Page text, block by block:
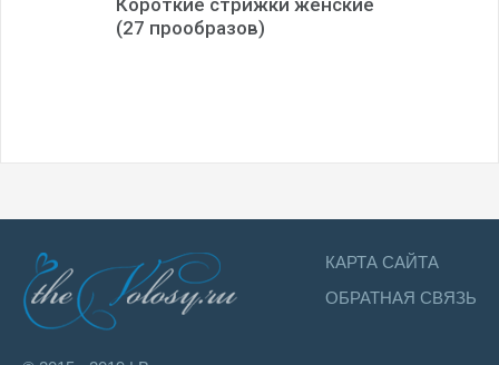
Короткие стрижки женские
(27 прообразов)
КАРТА САЙТА
ОБРАТНАЯ СВЯЗЬ